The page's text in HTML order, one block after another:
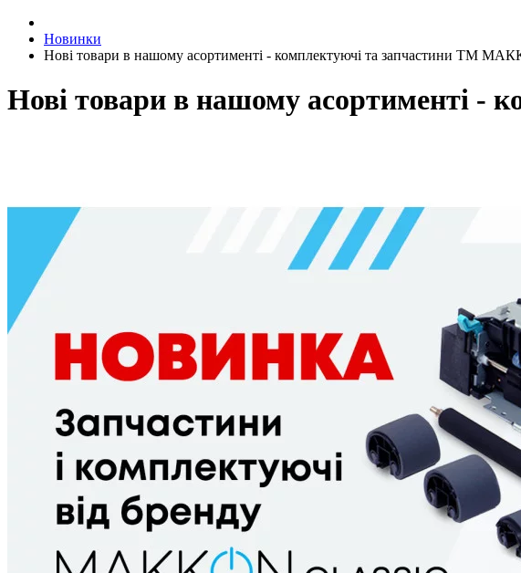
Новинки
Нові товари в нашому асортименті - комплектуючі та запчастини ТМ
Нові товари в нашому асортименті